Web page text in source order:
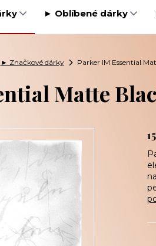
► Oblíbené dárky
► Značkové dárky Parker IM Essential
Matte